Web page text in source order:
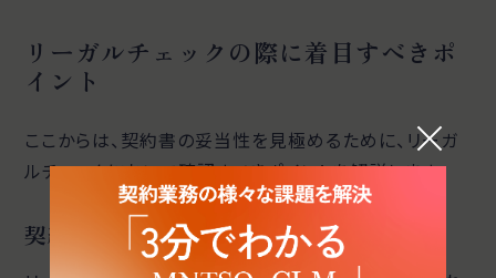
リーガルチェックの際に着目すべきポ
イント
ここからは、契約書の妥当性を見極めるために、リーガ
ルチェックにおいて確認すべきポイントを解説します。
契約書の内容に問題がないか